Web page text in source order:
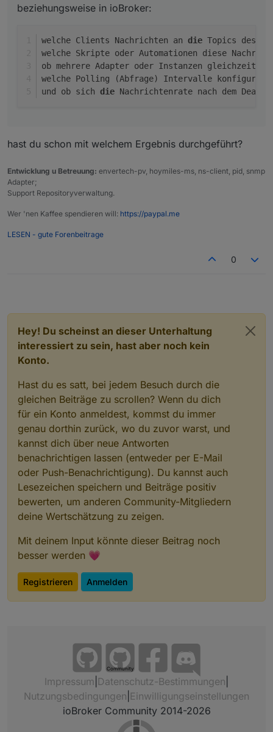
beziehungsweise in ioBroker:
welche Clients Nachrichten an die Topics des
welche Skripte oder Automationen diese
ob mehrere Adapter oder Instanzen gleichzeitig
welche Polling (Abfrage) Intervalle
und ob sich die Nachrichtenrate nach dem
hast du schon mit welchem Ergebnis durchgeführt?
Entwicklung u Betreuung: envertech-pv, hoymiles-ms, ns-client, pid, snmp
Adapter;
Support Repositoryverwaltung.
Wer 'nen Kaffee spendieren will: https://paypal.me
LESEN - gute Forenbeitrage
0
Hey! Du scheinst an dieser Unterhaltung
interessiert zu sein, hast aber noch kein
Konto.
Hast du es satt, bei jedem Besuch durch die
gleichen Beiträge zu scrollen? Wenn du dich
für ein Konto anmeldest, kommst du immer
genau dorthin zurück, wo du zuvor warst, und
kannst dich über neue Antworten
benachrichtigen lassen (entweder per E-Mail
oder Push-Benachrichtigung). Du kannst auch
Lesezeichen speichern und Beiträge positiv
bewerten, um anderen Community-Mitgliedern
deine Wertschätzung zu zeigen.
Mit deinem Input könnte dieser Beitrag noch
besser werden 💗
Registrieren Anmelden
Community
Impressum Datenschutz-Bestimmungen
Nutzungsbedingungen Einwilligungseinstellungen
ioBroker Community 2014-2026